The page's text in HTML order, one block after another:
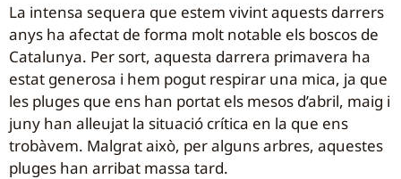
La intensa sequera que estem vivint aquests darrers
anys ha afectat de forma molt notable els boscos de
Catalunya. Per sort, aquesta darrera primavera ha
estat generosa i hem pogut respirar una mica, ja que
les pluges que ens han portat els mesos d’abril, maig i
juny han alleujat la situació crítica en la que ens
trobàvem. Malgrat això, per alguns arbres, aquestes
pluges han arribat massa tard.